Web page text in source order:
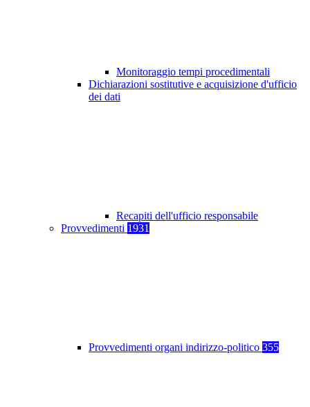
Monitoraggio tempi procedimentali
Dichiarazioni sostitutive e acquisizione d'ufficio
dei dati
Recapiti dell'ufficio responsabile
Provvedimenti 1931
Provvedimenti organi indirizzo-politico 355